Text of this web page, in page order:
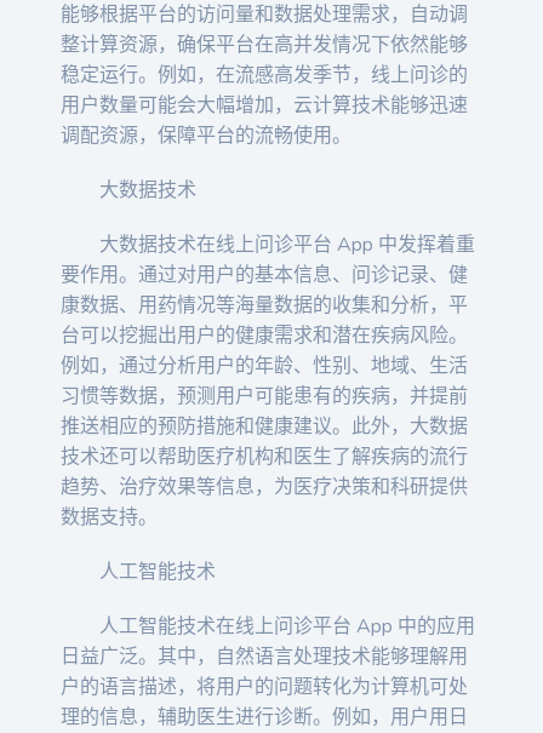
能够根据平台的访问量和数据处理需求，自动调
整计算资源，确保平台在高并发情况下依然能够
稳定运行。例如，在流感高发季节，线上问诊的
用户数量可能会大幅增加，云计算技术能够迅速
调配资源，保障平台的流畅使用。
大数据技术
大数据技术在线上问诊平台 App 中发挥着重
要作用。通过对用户的基本信息、问诊记录、健
康数据、用药情况等海量数据的收集和分析，平
台可以挖掘出用户的健康需求和潜在疾病风险。
例如，通过分析用户的年龄、性别、地域、生活
习惯等数据，预测用户可能患有的疾病，并提前
推送相应的预防措施和健康建议。此外，大数据
技术还可以帮助医疗机构和医生了解疾病的流行
趋势、治疗效果等信息，为医疗决策和科研提供
数据支持。
人工智能技术
人工智能技术在线上问诊平台 App 中的应用
日益广泛。其中，自然语言处理技术能够理解用
户的语言描述，将用户的问题转化为计算机可处
理的信息，辅助医生进行诊断。例如，用户用日